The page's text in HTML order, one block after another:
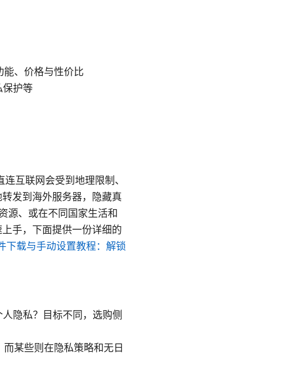
、价格与性价比
保护等
互联网会受到地理限制、
发到海外服务器，隐藏真
源、或在不同国家生活和
手，下面提供一份详细的
下载与手动设置教程：解锁
隐私？目标不同，选购侧
某些则在隐私策略和无日